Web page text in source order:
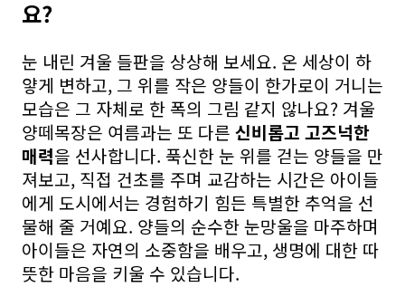
요?
눈 내린 겨울 들판을 상상해 보세요. 온 세상이 하
얗게 변하고, 그 위를 작은 양들이 한가로이 거니는
모습은 그 자체로 한 폭의 그림 같지 않나요? 겨울
양떼목장은 여름과는 또 다른 신비롭고 고즈넉한
매력을 선사합니다. 푹신한 눈 위를 걷는 양들을 만
져보고, 직접 건초를 주며 교감하는 시간은 아이들
에게 도시에서는 경험하기 힘든 특별한 추억을 선
물해 줄 거예요. 양들의 순수한 눈망울을 마주하며
아이들은 자연의 소중함을 배우고, 생명에 대한 따
뜻한 마음을 키울 수 있습니다.